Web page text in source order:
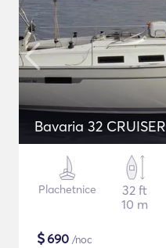
Bavaria 32 CRUISER
Plachetnice
32 ft
10 m
$690 /noc